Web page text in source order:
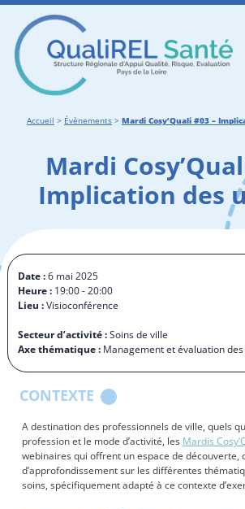
Accueil > Évènements > Mardi Cosy’Quali #03 –
Mardi
Implication des
Date :6 mai 2025
Heure : 19:00 - 20:00
Lieu :Visioconférence
Secteur d’activité :Soins de ville
Axe thématique : Management et évaluation
CONTEXTE
A destination des professionnels de ville, quels
profession et le mode d’activité, les Mardis
webinaires qui offrent un espace de découverte,
d’approfondissement sur les différentes
soins, spécifiquement adapté à ce contexte